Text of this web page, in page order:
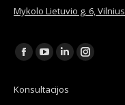
Mykolo Lietuvio g. 6, Vilnius
Find us on:
Facebook
opens
YouTube
opens
Linkedin
opens
Instagram
Konsultacijos